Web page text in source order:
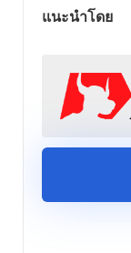
แนะนำโดย